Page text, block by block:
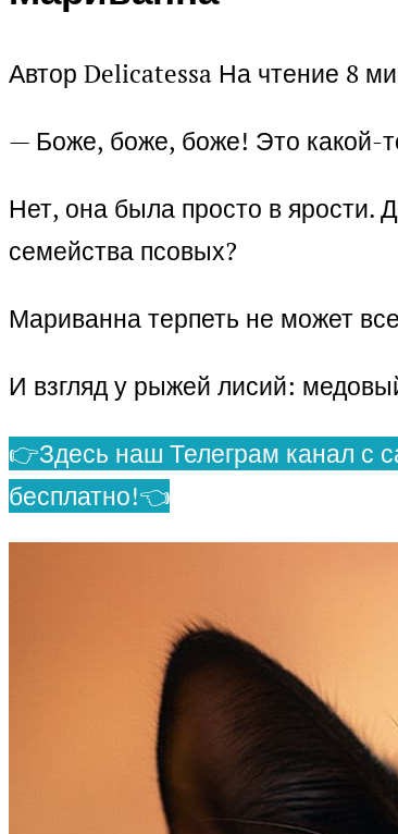
Автор Delicatessa На чтение 8
— Боже, боже, боже! Это какой-
Нет, она была просто в ярости.
семейства псовых?
Мариванна терпеть не может
И взгляд у рыжей лисий:
👉Здесь наш Телеграм канал с
бесплатно!👈